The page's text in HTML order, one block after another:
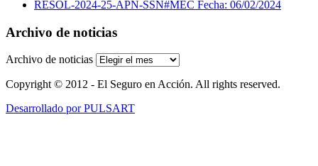
RESOL-2024-25-APN-SSN#MEC Fecha: 06/02/2024
Archivo de noticias
Archivo de noticias
Copyright © 2012 - El Seguro en Acción. All rights reserved.
Desarrollado por PULSART